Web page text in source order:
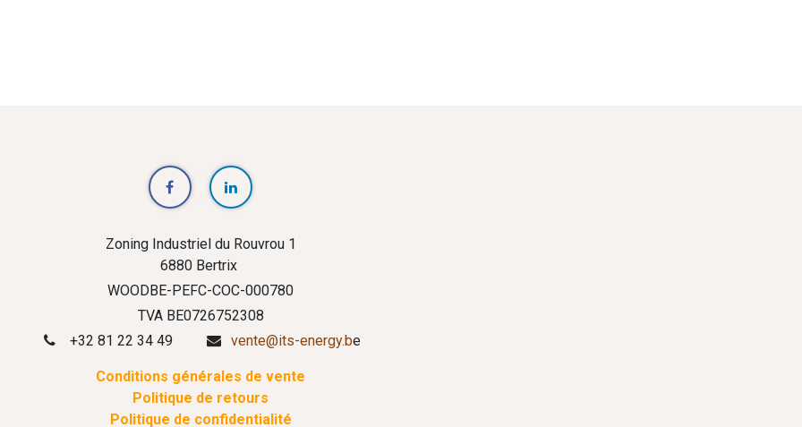
Zoning Industriel du Rouvrou 1
6880 Bertrix
WOODBE-PEFC-COC-000780
TVA BE0726752308
+32 81 22 34 49
vente@its-energy.be
Conditions générales de vente
Politique de retours
Politique de confidentialité